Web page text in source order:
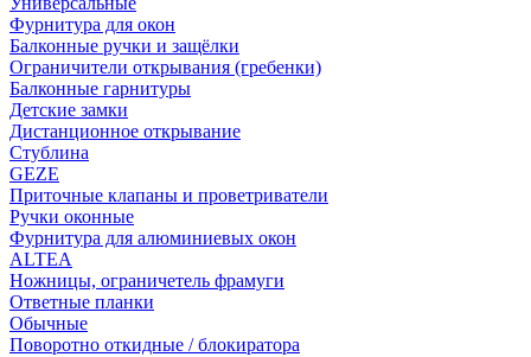
Фурнитура для окон
Балконные ручки и защёлки
Ограничители открывания (гребенки)
Балконные гарнитуры
Детские замки
Дистанционное открывание
Стублина
GEZE
Приточные клапаны и проветриватели
Ручки оконные
Фурнитура для алюминиевых окон
ALTEA
Ножницы, ограничетель фрамуги
Ответные планки
Обычные
Поворотно откидные / блокиратора